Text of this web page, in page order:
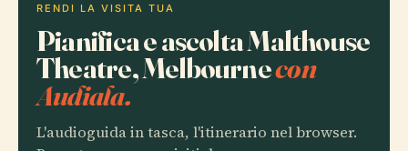
RENDI LA VISITA TUA
Pianifica e ascolta Malthouse
Theatre, Melbournecon
Audiala.
L'audioguida in tasca, l'itinerario nel browser.